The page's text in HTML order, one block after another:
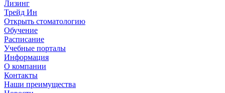
Лизинг
Трейд Ин
Открыть стоматологию
Обучение
Расписание
Учебные порталы
Информация
О компании
Контакты
Наши преимущества